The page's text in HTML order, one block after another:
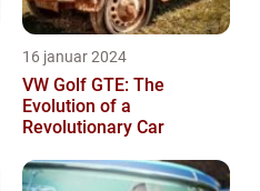
16 januar 2024
VW Golf GTE: The
Evolution of a
Revolutionary Car